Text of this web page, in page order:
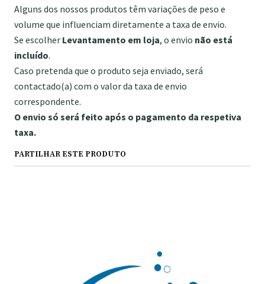
Alguns dos nossos produtos têm variações de peso e
volume que influenciam diretamente a taxa de envio.
Se escolher Levantamento em loja, o envio não está
incluído.
Caso pretenda que o produto seja enviado, será
contactado(a) com o valor da taxa de envio
correspondente.
O envio só será feito após o pagamento da respetiva
taxa.
PARTILHAR ESTE PRODUTO